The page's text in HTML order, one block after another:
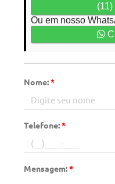
Ou em nosso
Nome:*
Telefone:*
Mensagem:*